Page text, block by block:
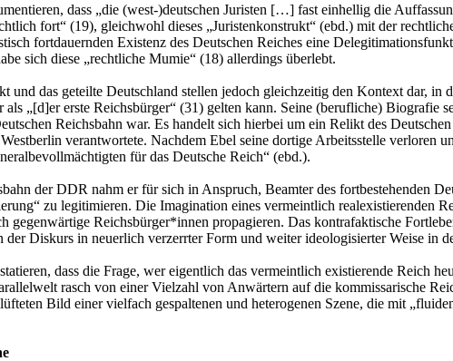
dass „die (west-)deutschen Juristen […] fast einhellig die
fort“ (19), gleichwohl dieses „Juristenkonstrukt“ (ebd.) mit der
fortdauernden Existenz des Deutschen Reiches eine
sich diese „rechtliche Mumie“ (18) allerdings überlebt.
und das geteilte Deutschland stellen jedoch gleichzeitig den Kontext dar,
„[d]er erste Reichsbürger“ (31) gelten kann. Seine (berufliche)
Reichsbahn war. Es handelt sich hierbei um ein Relikt des
verantwortete. Nachdem Ebel seine dortige Arbeitsstelle
für das Deutsche Reich“ (ebd.).
der DDR nahm er für sich in Anspruch, Beamter des fortbestehenden
zu legitimieren. Die Imagination eines vermeintlich realexistierenden
gegenwärtige Reichsbürger*innen propagieren. Das kontrafaktische
der Diskurs in neuerlich verzerrter Form und weiter ideologisierter Weise in
dass die Frage, wer eigentlich das vermeintlich existierende Reich
rasch von einer Vielzahl von Anwärtern auf die kommissarische
Bild einer vielfach gespaltenen und heterogenen Szene, die mit